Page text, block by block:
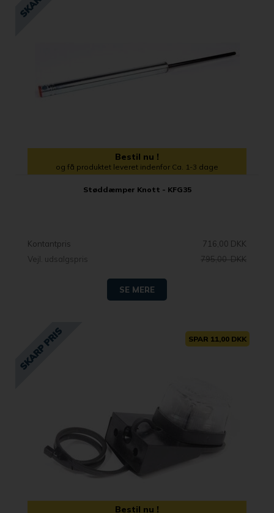
Bestil nu !
og få produktet leveret indenfor Ca. 1-3 dage
Støddæmper Knott - KFG35
Kontantpris
716,00 DKK
Vejl. udsalgspris
795,00 DKK
SE MERE
SPAR 11,00 DKK
Bestil nu !